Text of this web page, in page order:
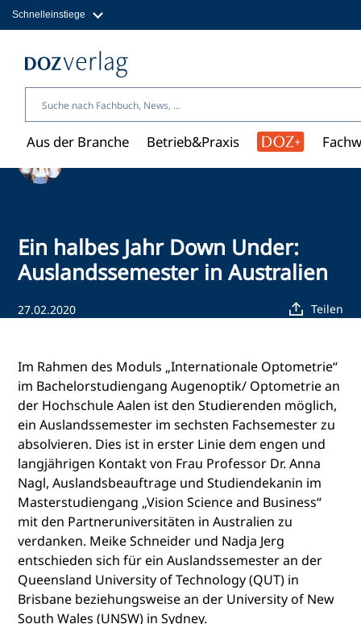
Inhalt
Schnelleinstiege
Fachbücher & Shop
Über uns
Aus der Branche Betrieb&Praxis
Ein halbes Jahr Down Under:
Auslandssemester in Australien
27.02.2020 Teilen
Im Rahmen des Moduls „Internationale Optometrie“
im Bachelorstudiengang Augenoptik/ Optometrie an
der Hochschule Aalen ist den Studierenden möglich,
ein Auslandssemester im sechsten Fachsemester zu
absolvieren. Dies ist in erster Linie dem engen und
langjährigen Kontakt von Frau Professor Dr. Anna
Nagl, Auslandsbeauftrage und Studiendekanin im
Masterstudiengang „Vision Science and Business“
mit den Partneruniversitäten in Australien zu
verdanken. Meike Schneider und Nadja Jerg
entschieden sich für ein Auslandssemester an der
Queensland University of Technology (QUT) in
Brisbane beziehungsweise an der University of New
South Wales (UNSW) in Sydney.